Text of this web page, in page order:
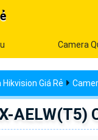
Camera
Giá Rẻ